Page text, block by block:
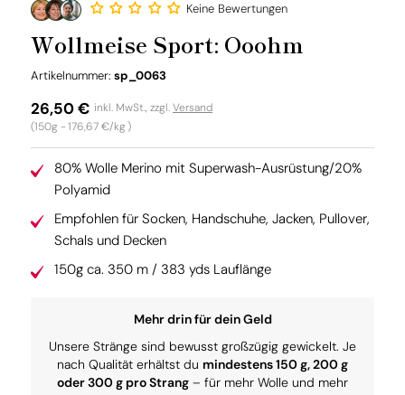
Keine Bewertungen
Wollmeise Sport: Ooohm
Artikelnummer: SKU:
sp_0063
Normaler
Preis
26,50 €
(150g -Grundpreis
176,67 €/kg)
inkl. MwSt., zzgl.Versand
80% Wolle Merino mit Superwash-Ausrüstung/20%
Polyamid
Empfohlen für Socken, Handschuhe, Jacken, Pullover,
Schals und Decken
150g ca. 350 m / 383 yds Lauflänge
Mehr drin für dein Geld
Unsere Stränge sind bewusst großzügig gewickelt. Je
nach Qualität erhältst du mindestens 150 g, 200 g
oder 300 g pro Strang – für mehr Wolle und mehr